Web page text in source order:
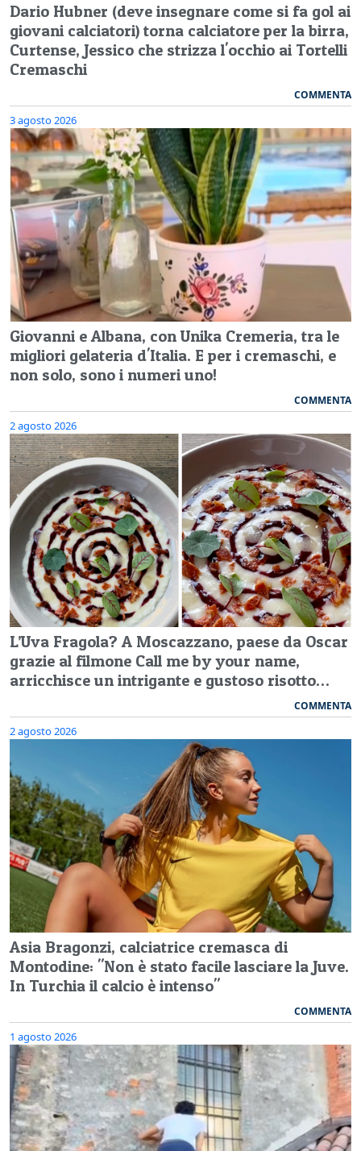
Dario Hubner (deve insegnare come si fa gol ai
giovani calciatori) torna calciatore per la birra,
Curtense, Jessico che strizza l'occhio ai Tortelli
Cremaschi
COMMENTA
3 agosto 2026
Giovanni e Albana, con Unika Cremeria, tra le
migliori gelateria d'Italia. E per i cremaschi, e
non solo, sono i numeri uno!
COMMENTA
2 agosto 2026
L’Uva Fragola? A Moscazzano, paese da Oscar
grazie al filmone Call me by your name,
arricchisce un intrigante e gustoso risotto…
COMMENTA
2 agosto 2026
Asia Bragonzi, calciatrice cremasca di
Montodine: "Non è stato facile lasciare la Juve.
In Turchia il calcio è intenso"
COMMENTA
1 agosto 2026